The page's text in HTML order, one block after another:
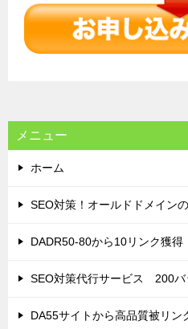
メニュー
ホーム
SEO対策！オールドドメイン
DADR50-80から10リンク獲得
SEO対策代行サービス 200バ
DA55サイトから高品質被リン